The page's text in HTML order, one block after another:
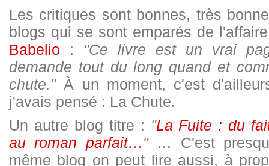
Les critiques sont bonnes, très
blogs qui se sont emparés de
Babelio : "Ce livre est un vrai
demande tout du long quand et
chute."À un moment, c'est
j'avais pensé : La Chute.
Un autre blog titre : "La Fuite : du
au roman parfait… "… C'est
même blog on peut lire aussi, à